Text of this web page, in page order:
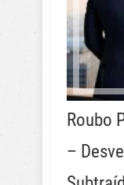
Roubo
–